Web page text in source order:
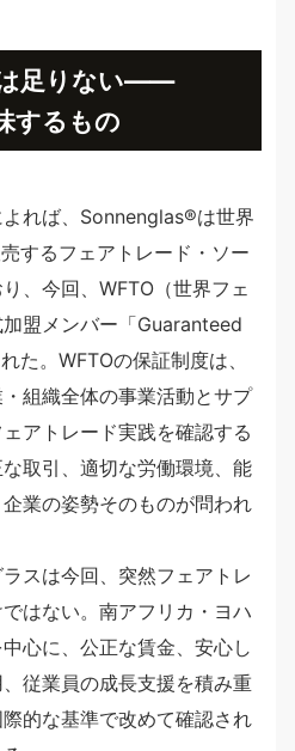
は足りない——
するもの
れば、Sonnenglas®︎は世界
するフェアトレード・ソー
、今回、WFTO（世界フェ
盟メンバー「Guaranteed
た。WFTOの保証制度は、
組織全体の事業活動とサプ
アトレード実践を確認する
取引、適切な労働環境、能
業の姿勢そのものが問われ
スは今回、突然フェアトレ
はない。南アフリカ・ヨハ
心に、公正な賃金、安心し
従業員の成長支援を積み重
的な基準で改めて確認され